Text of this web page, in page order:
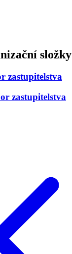
složky
zastupitelstva
zastupitelstva